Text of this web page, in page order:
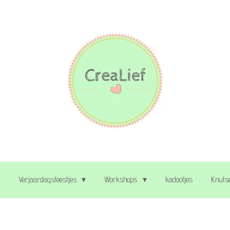
Verjaardagsfeestjes Workshops kadootjes